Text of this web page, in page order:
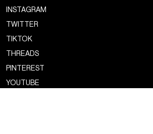
INSTAGRAM
TWITTER
TIKTOK
THREADS
PINTEREST
YOUTUBE